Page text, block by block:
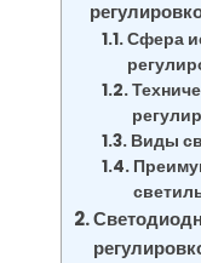
Сфера
Виды